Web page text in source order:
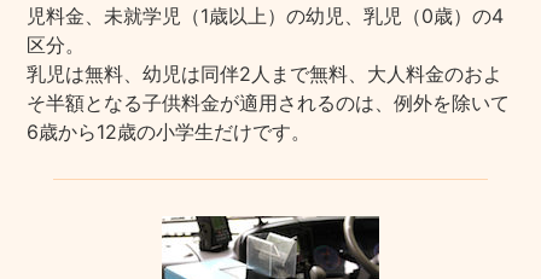
児料金、未就学児（1歳以上）の幼児、乳児（0歳）の4
区分。
乳児は無料、幼児は同伴2人まで無料、大人料金のおよ
そ半額となる子供料金が適用されるのは、例外を除いて
6歳から12歳の小学生だけです。